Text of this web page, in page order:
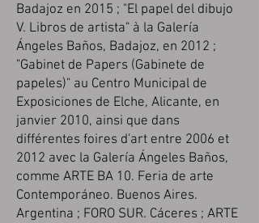
Badajoz en 2015 ; "El papel del dibujo
V. Libros de artista" à la Galería
Ángeles Baños, Badajoz, en 2012 ;
"Gabinet de Papers (Gabinete de
papeles)" au Centro Municipal de
Exposiciones de Elche, Alicante, en
janvier 2010, ainsi que dans
différentes foires d'art entre 2006 et
2012 avec la Galería Ángeles Baños,
comme ARTE BA 10. Feria de arte
Contemporáneo. Buenos Aires.
Argentina ; FORO SUR. Cáceres ; ARTE